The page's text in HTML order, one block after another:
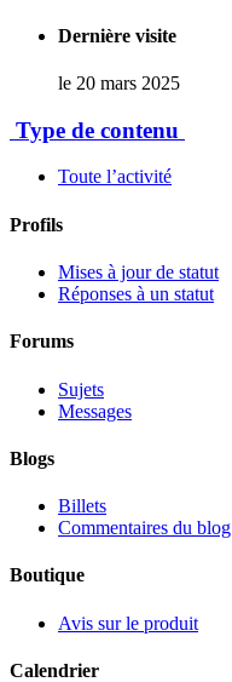
Dernière visite
le 20 mars 2025
Type de contenu
Toute l’activité
Profils
Mises à jour de statut
Réponses à un statut
Forums
Sujets
Messages
Blogs
Billets
Commentaires du blog
Boutique
Avis sur le produit
Calendrier